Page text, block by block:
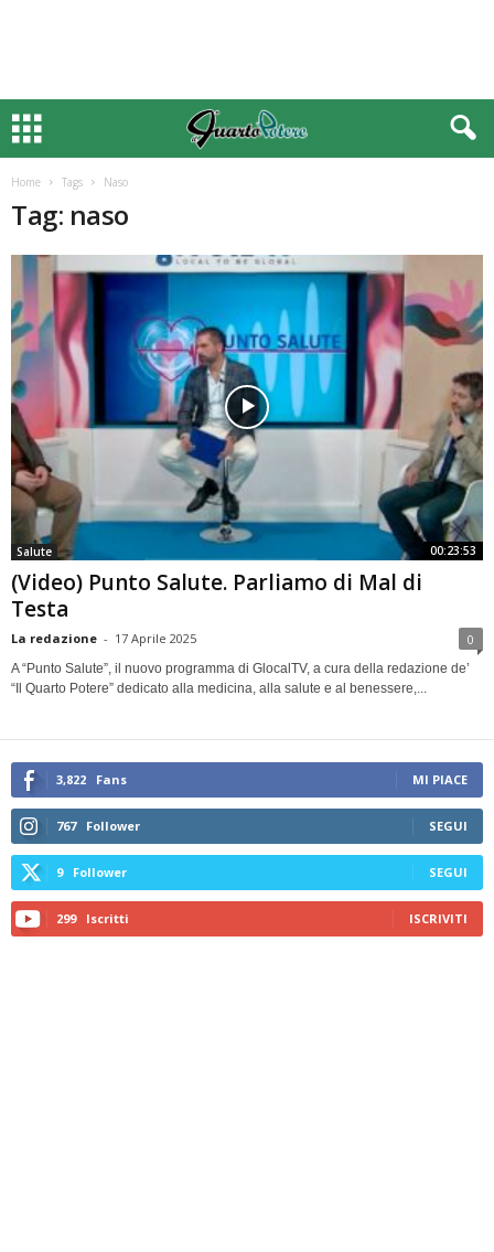
Home Tags Naso
Tag: naso
00:23:53
Salute
(Video) Punto Salute. Parliamo di Mal di
Testa
La redazione - 17 Aprile 2025 0
A “Punto Salute”, il nuovo programma di GlocalTV, a cura della redazione de’
“Il Quarto Potere” dedicato alla medicina, alla salute e al benessere,...
3,822 Fans MI PIACE
767 Follower SEGUI
9 Follower SEGUI
299 Iscritti ISCRIVITI